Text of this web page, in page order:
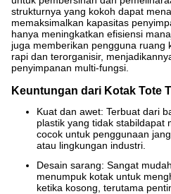
strukturnya yang kokoh dapat
memaksimalkan kapasitas
hanya meningkatkan efisiensi
juga memberikan pengguna ruang
rapi dan terorganisir,
penyimpanan multi-fungsi.
Keuntungan dari Kotak Tote
Kuat dan awet: Terbuat dari
plastik yang tidak stabildapat
cocok untuk penggunaan
atau lingkungan industri.
Desain sarang: Sangat
menumpuk kotak untuk
ketika kosong, terutama